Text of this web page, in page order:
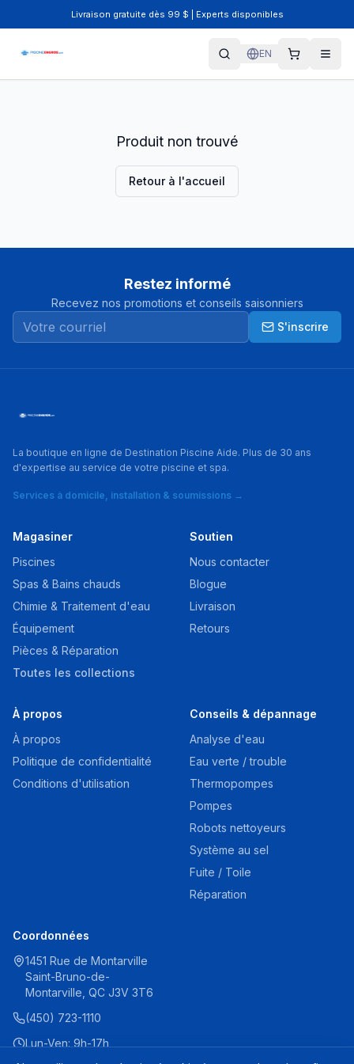
Livraison gratuite dès 99 $ | Experts disponibles
EN
Produit non trouvé
Retour à l'accueil
Restez informé
Recevez nos promotions et conseils saisonniers
S'inscrire
La boutique en ligne de Destination Piscine Aide. Plus de 30 ans
d'expertise au service de votre piscine et spa.
Services à domicile, installation & soumissions →
Magasiner
Piscines
Spas & Bains chauds
Chimie & Traitement d'eau
Équipement
Pièces & Réparation
Toutes les collections
Soutien
Nous contacter
Blogue
Livraison
Retours
À propos
À propos
Politique de confidentialité
Conditions d'utilisation
Conseils & dépannage
Analyse d'eau
Eau verte / trouble
Thermopompes
Pompes
Robots nettoyeurs
Système au sel
Fuite / Toile
Réparation
Coordonnées
1451 Rue de Montarville
Saint-Bruno-de-
Montarville, QC J3V 3T6
(450) 723-1110
Lun-Ven: 9h-17h